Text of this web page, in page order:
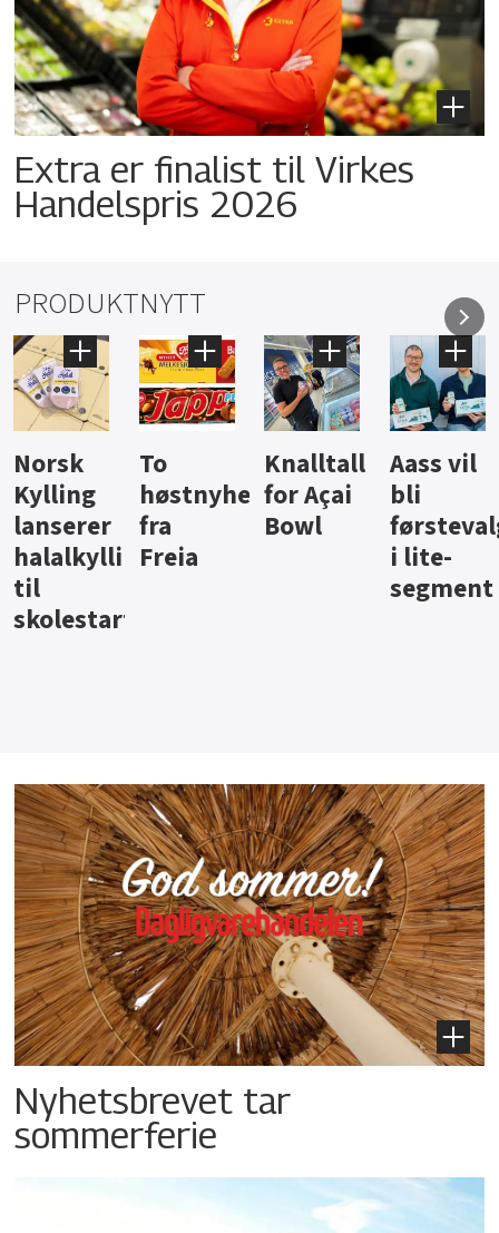
Extra er finalist til Virkes
Handelspris 2026
PRODUKTNYTT
Knalltall
for Açai
Bowl
Aass vil
bli
førstevalg
i lite-
Brus og
jus fra
Berentsen
Hard
iste fra
Hansa
Nyhetsbrevet tar
sommerferie